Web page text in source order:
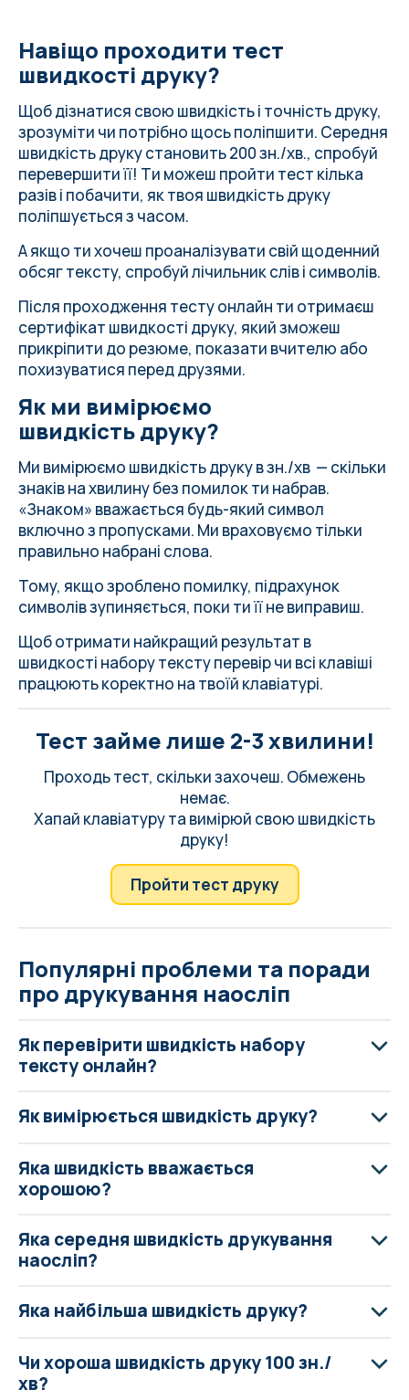
Навіщо проходити тест
швидкості друку?
Щоб дізнатися свою швидкість і точність друку,
зрозуміти чи потрібно щось поліпшити. Середня
швидкість друкустановить 200 зн./хв., спробуй
перевершити її! Ти можеш пройти тест кілька
разів і побачити, як твоя швидкість друку
поліпшується з часом.
А якщо ти хочеш проаналізувати свій щоденний
обсяг тексту, спробуйлічильник слів і символів.
Після проходження тесту онлайн ти отримаєш
сертифікат швидкості друку, який зможеш
прикріпити до резюме, показати вчителю або
похизуватися перед друзями.
Як ми вимірюємо
швидкість друку?
Ми вимірюємо швидкість друку в зн./хв — скільки
знаків на хвилину без помилок ти набрав.
«Знаком» вважається будь-який символ
включно з пропусками. Ми враховуємо тільки
правильно набрані слова.
Тому, якщо зроблено помилку, підрахунок
символів зупиняється, поки ти її не виправиш.
Щоб отримати найкращий результат в
швидкості набору текступеревір чи всі клавіші
працюють коректно на твоїй клавіатурі.
Тест займе лише 2-3 хвилини!
Проходь тест, скільки захочеш. Обмежень
немає.
Хапай клавіатуру та вимірюй свою швидкість
друку!
Пройти тест друку
Популярні проблеми та поради
про друкування наосліп
Як перевірити швидкість набору
тексту онлайн?
Як вимірюється швидкість друку?
Яка швидкість вважається
хорошою?
Яка середня швидкість друкування
наосліп?
Яка найбільша швидкість друку?
Чи хороша швидкість друку 100 зн./
хв?